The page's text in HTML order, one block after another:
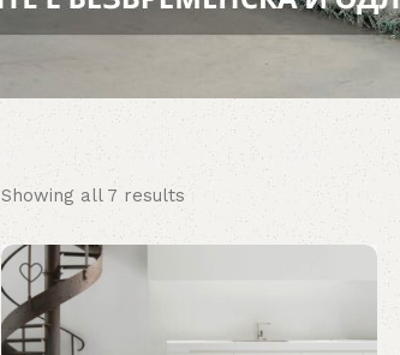
Showing all 7 results